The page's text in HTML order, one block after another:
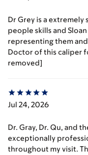
Dr Grey is a
people skills and
representing them
Doctor of this caliper
removed]
Jul 24, 2026
Dr. Gray, Dr. Qu, and
exceptionally
throughout my visit.